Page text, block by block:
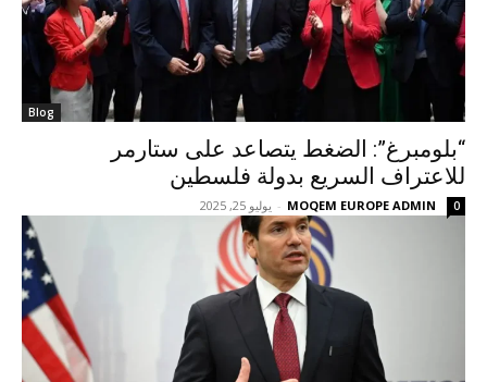
Blog
“بلومبرغ”: الضغط يتصاعد على ستارمر
للاعتراف السريع بدولة فلسطين
MOQEM EUROPE ADMIN
- يوليو 25, 2025 0